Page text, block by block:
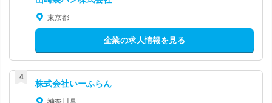
東京都
企業の求人情報を見る
株式会社いーふらん